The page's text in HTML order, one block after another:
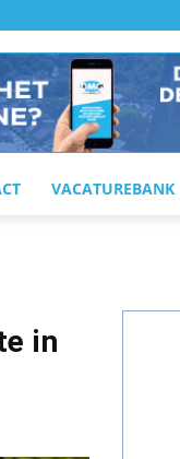
VACATUREBANK
in